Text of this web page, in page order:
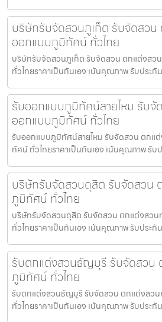
บริษัทรับจัดสวนภูเก็ต รับจัดสวน
ออกแบบภูมิทัศน์ ทั่วไทย
บริษัทรับจัดสวนภูเก็ต รับจัดสวน ตกแต่งส
ทั่วไทยราคาเป็นกันเอง เน้นคุณภาพ รับประกั
รับออกแบบภูมิทัศน์สายไหม รับจั
ออกแบบภูมิทัศน์ ทั่วไทย
รับออกแบบภูมิทัศน์สายไหม รับจัดสวน ตกแ
ทัศน์ ทั่วไทยราคาเป็นกันเอง เน้นคุณภาพ รับ
บริษัทรับจัดสวนดุสิต รับจัดสวน
ภูมิทัศน์ ทั่วไทย
บริษัทรับจัดสวนดุสิต รับจัดสวน ตกแต่งสว
ทั่วไทยราคาเป็นกันเอง เน้นคุณภาพ รับประกั
รับตกแต่งสวนธัญบุรี รับจัดสวน
ภูมิทัศน์ ทั่วไทย
รับตกแต่งสวนธัญบุรี รับจัดสวน ตกแต่งสว
ทั่วไทยราคาเป็นกันเอง เน้นคุณภาพ รับประ